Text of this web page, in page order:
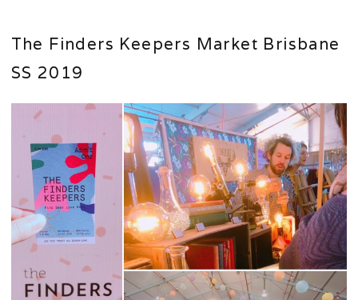
The Finders Keepers Market Brisbane
SS 2019